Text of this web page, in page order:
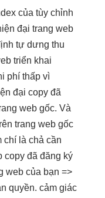
của tùy chỉnh
đại trang web
tự dưng thu
triển khai
phí thấp vì
đại copy đã
web gốc. Và
trang web gốc
chí là chả cần
copy đã đăng ký
web của bạn =>
quyền. cảm giác